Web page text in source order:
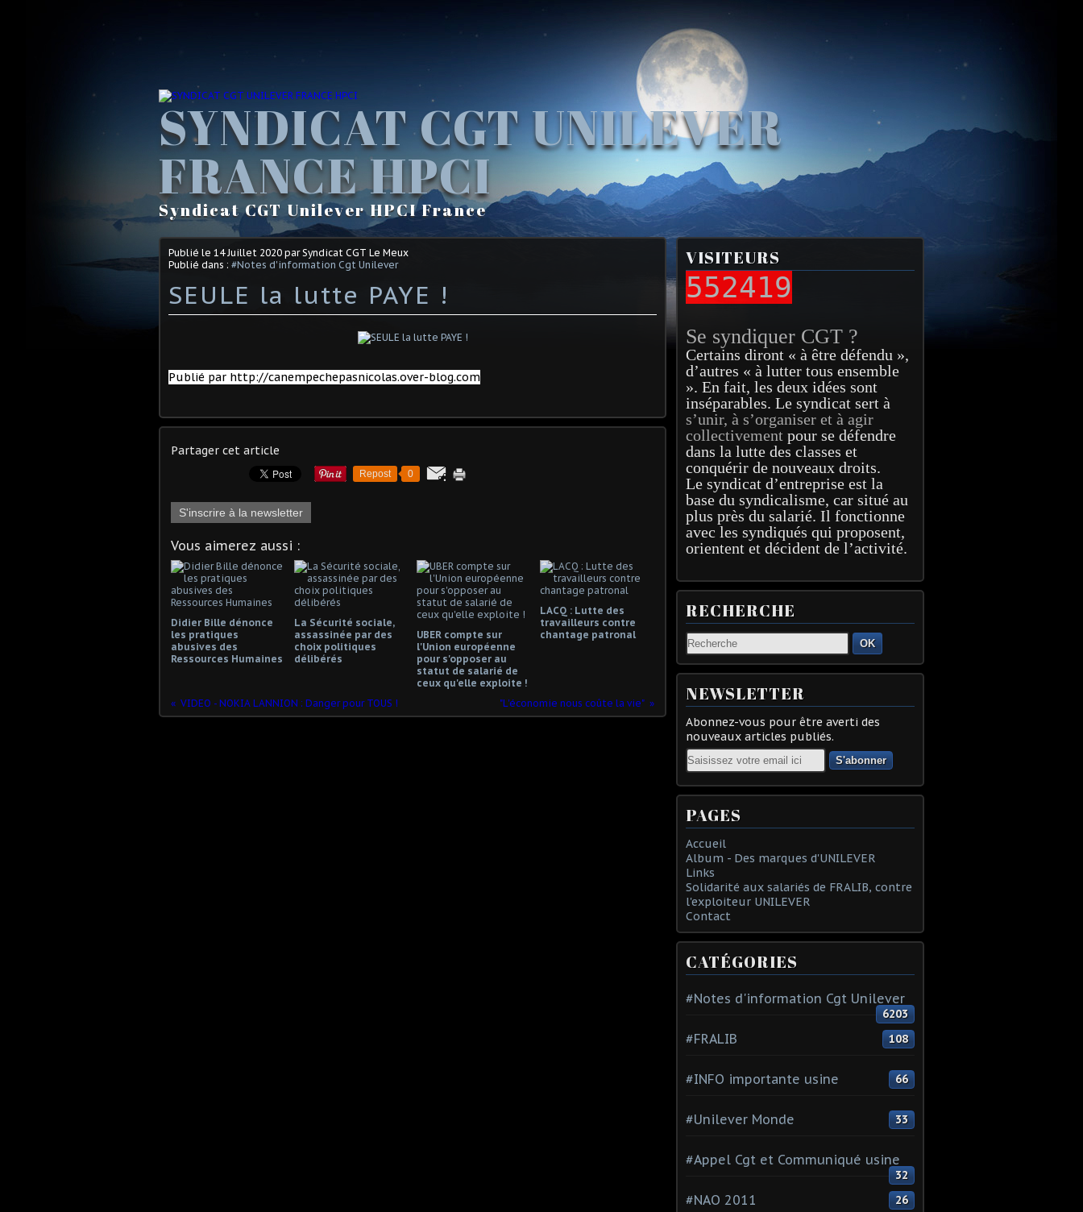
SYNDICAT CGT UNILEVER
FRANCE HPCI
Syndicat CGT Unilever HPCI France
Publié le 14 Juillet 2020 par Syndicat CGT Le Meux
Publié dans : #Notes d'information Cgt Unilever
SEULE la lutte PAYE !
Publié par http://canempechepasnicolas.over-blog.com
Partager cet article
Repost 0
S'inscrire à la newsletter
Vous aimerez aussi :
Didier Bille dénonce
les pratiques
abusives des
Ressources Humaines
La Sécurité sociale,
assassinée par des
choix politiques
délibérés
UBER compte sur
l'Union européenne
pour s'opposer au
statut de salarié de
ceux qu'elle exploite !
LACQ : Lutte des
travailleurs contre
chantage patronal
VIDEO - NOKIA LANNION : Danger pour TOUS ! "L'économie nous coûte la vie"
VISITEURS
552419
Se syndiquer CGT ?
Certains diront « à être défendu »,
d’autres « à lutter tous ensemble
». En fait, les deux idées sont
inséparables. Le syndicat sert à
s’unir, à s’organiser et à agir
collectivement pour se défendre
dans la lutte des classes et
conquérir de nouveaux droits.
Le syndicat d’entreprise est la
base du syndicalisme, car situé au
plus près du salarié. Il fonctionne
avec les syndiqués qui proposent,
orientent et décident de l’activité.
RECHERCHE
OK
NEWSLETTER
Abonnez-vous pour être averti des
nouveaux articles publiés.
Email
PAGES
Accueil
Album - Des marques d'UNILEVER
Links
Solidarité aux salariés de FRALIB, contre
l'exploiteur UNILEVER
Contact
CATÉGORIES
#Notes d'information Cgt Unilever
6203
#FRALIB 108
#INFO importante usine 66
#Unilever Monde 33
#Appel Cgt et Communiqué usine
32
#NAO 2011 26